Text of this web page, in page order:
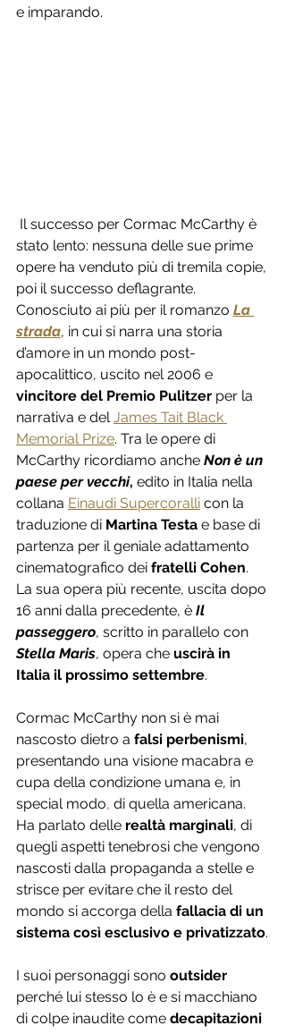
e imparando.
Il successo per Cormac McCarthy è
stato lento: nessuna delle sue prime
opere ha venduto più di tremila copie,
poi il successo deflagrante.
Conosciuto ai più per il romanzo La
strada, in cui si narra una storia
d’amore in un mondo post-
apocalittico, uscito nel 2006 e
vincitore del Premio Pulitzer per la
narrativa e del James Tait Black
Memorial Prize. Tra le opere di
McCarthy ricordiamo anche Non è un
paese per vecchi, edito in Italia nella
collana Einaudi Supercoralli con la
traduzione di Martina Testa e base di
partenza per il geniale adattamento
cinematografico dei fratelli Cohen.
La sua opera più recente, uscita dopo
16 anni dalla precedente, è Il
passeggero, scritto in parallelo con
Stella Maris, opera che uscirà in
Italia il prossimo settembre.
Cormac McCarthy non si è mai
nascosto dietro a falsi perbenismi,
presentando una visione macabra e
cupa della condizione umana e, in
special modo, di quella americana.
Ha parlato delle realtà marginali, di
quegli aspetti tenebrosi che vengono
nascosti dalla propaganda a stelle e
strisce per evitare che il resto del
mondo si accorga della fallacia di un
sistema così esclusivo e privatizzato.
I suoi personaggi sono outsider
perché lui stesso lo è e si macchiano
di colpe inaudite come decapitazioni